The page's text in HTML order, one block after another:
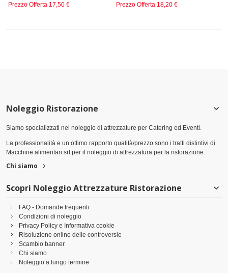
Prezzo Offerta 17,50 €
Prezzo Offerta 18,20 €
Noleggio Ristorazione
Siamo specializzati nel noleggio di attrezzature per Catering ed Eventi.
La professionalità e un ottimo rapporto qualità/prezzo sono i tratti distintivi di
Macchine alimentari srl per il noleggio di attrezzatura per la ristorazione.
Chi siamo
Scopri Noleggio Attrezzature Ristorazione
FAQ - Domande frequenti
Condizioni di noleggio
Privacy Policy e Informativa cookie
Risoluzione online delle controversie
Scambio banner
Chi siamo
Noleggio a lungo termine